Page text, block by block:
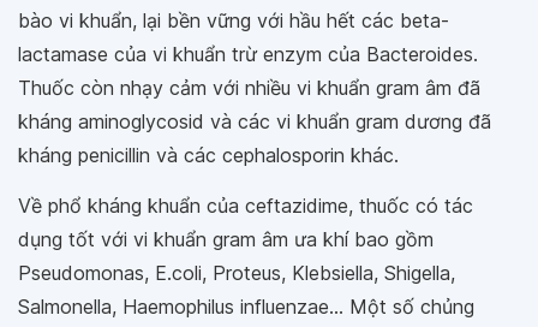
bào vi khuẩn, lại bền vững với hầu hết các beta-
lactamase của vi khuẩn trừ enzym của Bacteroides.
Thuốc còn nhạy cảm với nhiều vi khuẩn gram âm đã
kháng aminoglycosid và các vi khuẩn gram dương đã
kháng penicillin và các cephalosporin khác.
Về phổ kháng khuẩn của ceftazidime, thuốc có tác
dụng tốt với vi khuẩn gram âm ưa khí bao gồm
Pseudomonas, E.coli, Proteus, Klebsiella, Shigella,
Salmonella, Haemophilus influenzae... Một số chủng